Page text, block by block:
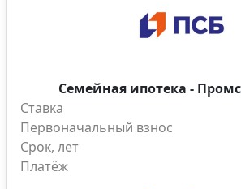
Семейная ипотека -
Ставка
Первоначальный взнос
Срок, лет
Платёж